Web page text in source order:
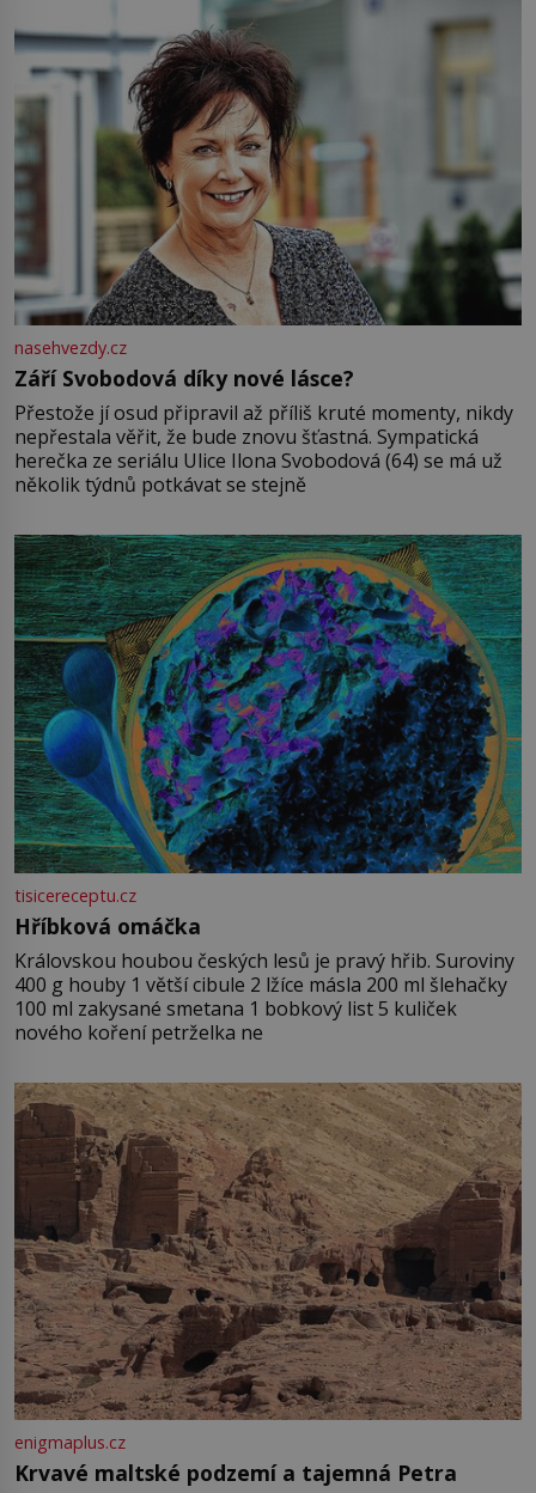
nasehvezdy.cz
Září Svobodová díky nové lásce?
Přestože jí osud připravil až příliš kruté momenty, nikdy
nepřestala věřit, že bude znovu šťastná. Sympatická
herečka ze seriálu Ulice Ilona Svobodová (64) se má už
několik týdnů potkávat se stejně
tisicereceptu.cz
Hříbková omáčka
Královskou houbou českých lesů je pravý hřib. Suroviny
400 g houby 1 větší cibule 2 lžíce másla 200 ml šlehačky
100 ml zakysané smetana 1 bobkový list 5 kuliček
nového koření petrželka ne
enigmaplus.cz
Krvavé maltské podzemí a tajemná Petra